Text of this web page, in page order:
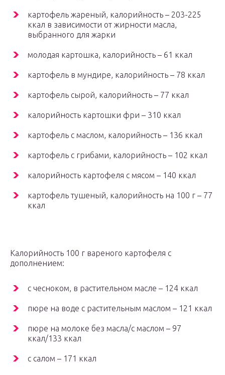
картофель жареный, калорийность – 203-225
ккал в зависимости от жирности масла,
выбранного для жарки
молодая картошка, калорийность – 61 ккал
картофель в мундире, калорийность – 78 ккал
картофель сырой, калорийность – 77 ккал
калорийность картошки фри – 310 ккал
картофель с маслом, калорийность – 136 ккал
картофель с грибами, калорийность – 102 ккал
калорийность картофеля с мясом – 140 ккал
картофель тушеный, калорийность на 100 г – 77
ккал
Калорийность 100 г вареного картофеля с
дополнением:
с чесноком, в растительном масле – 124 ккал
пюре на воде с растительным маслом – 121 ккал
пюре на молоке без масла/с маслом – 97
ккал/133 ккал
с салом – 171 ккал